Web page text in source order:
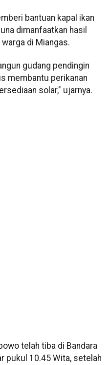
bantuan kapal ikan
dimanfaatkan hasil
di Miangas.
gudang pendingin
membantu perikanan
solar," ujarnya.
telah tiba di Bandara
pukul 10.45 Wita, setelah